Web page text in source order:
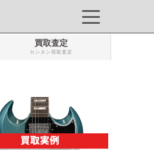
買取査定
カンタン買取査定